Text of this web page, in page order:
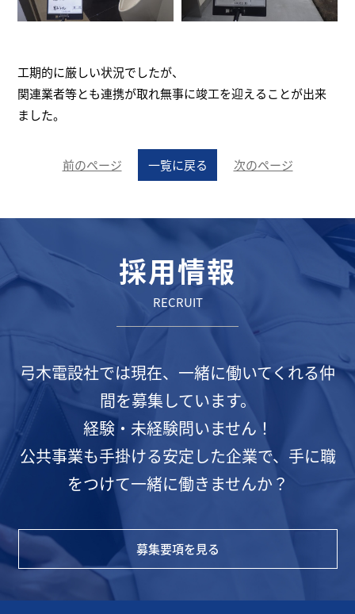
工期的に厳しい状況でしたが、
関連業者等とも連携が取れ無事に竣工を迎えることが出来
ました。
前のページ 一覧に戻る 次のページ
採用情報
RECRUIT
弓木電設社では現在、一緒に働いてくれる仲
間を募集しています。
経験・未経験問いません！
公共事業も手掛ける安定した企業で、手に職
をつけて一緒に働きませんか？
募集要項を見る